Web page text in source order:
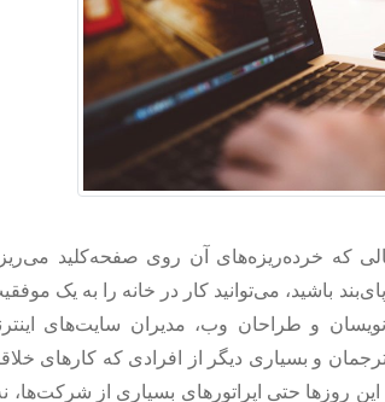
که خرده‌ریزه‌های آن روی صفحه‌کلید
باشید، می‌توانید کار در خانه را به یک
و طراحان وب، مدیران سایت‌های
و بسیاری دیگر از افرادی که کارهای
روزها حتی اپراتورهای بسیاری از شرکت‌ها،